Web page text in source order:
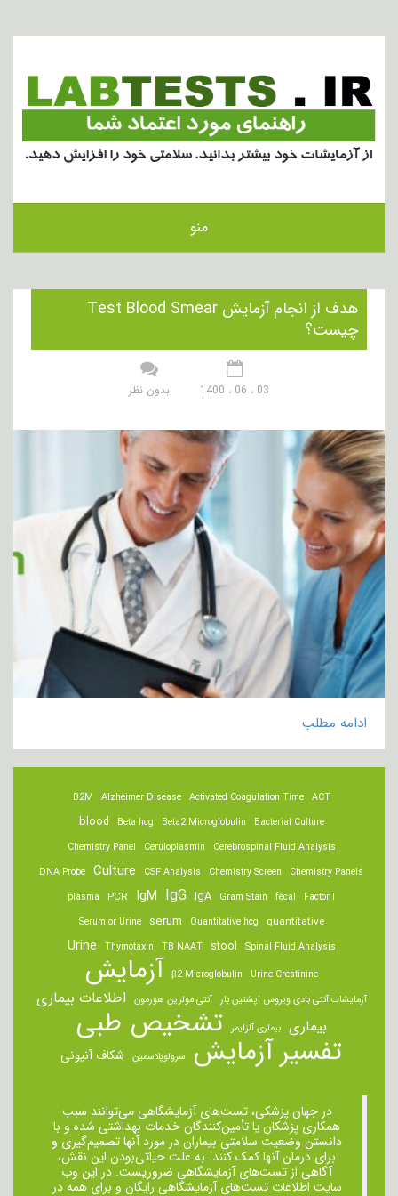
منو
هدف از انجام آزمایش Test Blood Smear
چیست؟
03 ، 06 ، 1400 بدون نظر
ادامه مطلب
ACT
Activated Coagulation Time
Alzheimer Disease
B2M
Bacterial Culture
Beta2 Microglobulin
Beta hcg
blood
Cerebrospinal Fluid Analysis
Ceruloplasmin
Chemistry Panel
Chemistry Panels
Chemistry Screen
CSF Analysis
Culture
DNA Probe
Factor I
fecal
Gram Stain
IgA
IgG
IgM
PCR
plasma
quantitative
Quantitative hcg
serum
Serum or Urine
Spinal Fluid Analysis
stool
TB NAAT
Thymotaxin
Urine
Urine Creatinine
β2-Microglobulin آزمایش
آزمایشات آنتی بادی ویروس اپشتین بار آنتی مولرین هورمون اطلاعات بیماری
بیماری بیماری آلزایمر تشخیص طبی
تفسیر آزمایش سرولوپلاسمین شکاف آنیونی
در جهان پزشکی، تست‌های آزمایشگاهی می‌توانند سبب
همکاری پزشکان یا تأمین‌کنندگان خدمات بهداشتی شده و با
دانستن وضعیت سلامتی بیماران در مورد آنها تصمیم‌گیری و
برای درمان ‌آنها کمک کنند. به علت حیاتی‌بودن این نقش،
آگاهی از تست‌های آزمایشگاهی ضروریست. در این وب
سایت اطلاعات تست‌های آزمایشگاهی رایگان و برای همه در